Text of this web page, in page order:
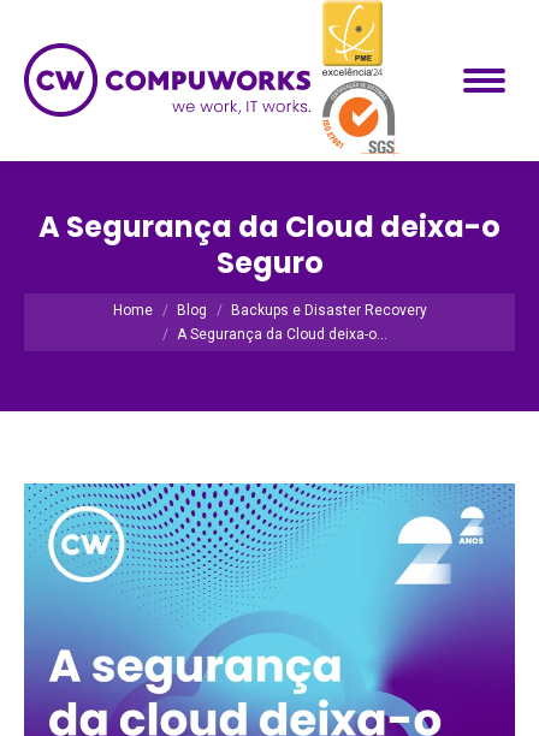
A Segurança da Cloud deixa-o
Seguro
Você está aqui:
Home Blog
Backups e Disaster Recovery
A Segurança da Cloud deixa-o…